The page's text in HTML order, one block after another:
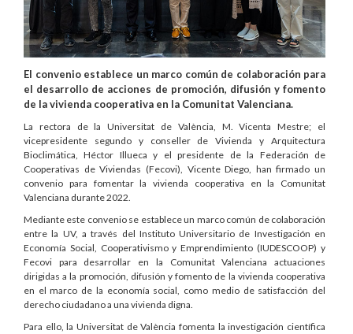
El convenio establece un marco común de colaboración para
el desarrollo de acciones de promoción, difusión y fomento
de la vivienda cooperativa en la Comunitat Valenciana.
La rectora de la Universitat de València, M. Vicenta Mestre; el
vicepresidente segundo y conseller de Vivienda y Arquitectura
Bioclimática, Héctor Illueca y el presidente de la Federación de
Cooperativas de Viviendas (Fecovi), Vicente Diego, han firmado un
convenio para fomentar la vivienda cooperativa en la Comunitat
Valenciana durante 2022.
Mediante este convenio se establece un marco común de colaboración
entre la UV, a través del Instituto Universitario de Investigación en
Economía Social, Cooperativismo y Emprendimiento (IUDESCOOP) y
Fecovi para desarrollar en la Comunitat Valenciana actuaciones
dirigidas a la promoción, difusión y fomento de la vivienda cooperativa
en el marco de la economía social, como medio de satisfacción del
derecho ciudadano a una vivienda digna.
Para ello, la Universitat de València fomenta la investigación científica